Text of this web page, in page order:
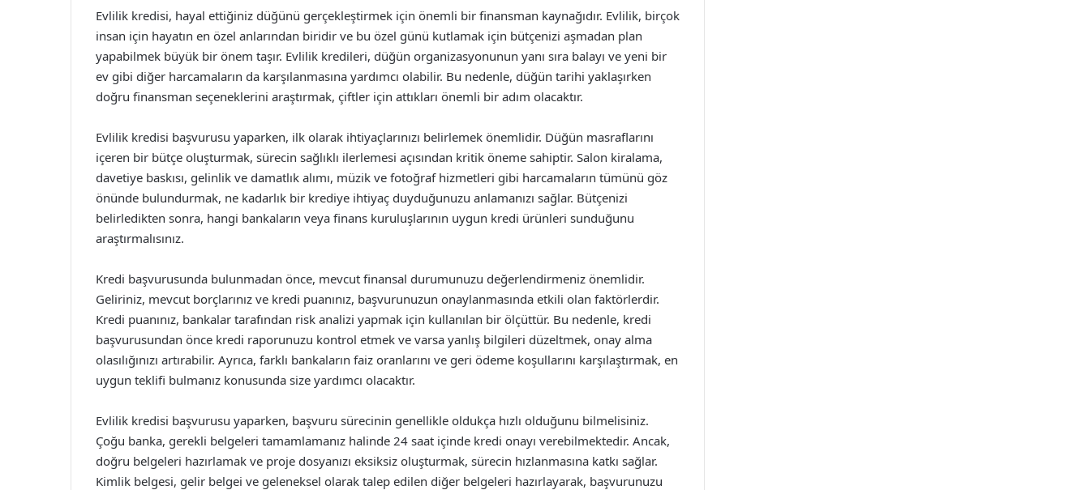
Evlilik kredisi, hayal ettiğiniz düğünü gerçekleştirmek için önemli bir finansman kaynağıdır. Evlilik, birçok
insan için hayatın en özel anlarından biridir ve bu özel günü kutlamak için bütçenizi aşmadan plan
yapabilmek büyük bir önem taşır. Evlilik kredileri, düğün organizasyonunun yanı sıra balayı ve yeni bir
ev gibi diğer harcamaların da karşılanmasına yardımcı olabilir. Bu nedenle, düğün tarihi yaklaşırken
doğru finansman seçeneklerini araştırmak, çiftler için attıkları önemli bir adım olacaktır.
Evlilik kredisi başvurusu yaparken, ilk olarak ihtiyaçlarınızı belirlemek önemlidir. Düğün masraflarını
içeren bir bütçe oluşturmak, sürecin sağlıklı ilerlemesi açısından kritik öneme sahiptir. Salon kiralama,
davetiye baskısı, gelinlik ve damatlık alımı, müzik ve fotoğraf hizmetleri gibi harcamaların tümünü göz
önünde bulundurmak, ne kadarlık bir krediye ihtiyaç duyduğunuzu anlamanızı sağlar. Bütçenizi
belirledikten sonra, hangi bankaların veya finans kuruluşlarının uygun kredi ürünleri sunduğunu
araştırmalısınız.
Kredi başvurusunda bulunmadan önce, mevcut finansal durumunuzu değerlendirmeniz önemlidir.
Geliriniz, mevcut borçlarınız ve kredi puanınız, başvurunuzun onaylanmasında etkili olan faktörlerdir.
Kredi puanınız, bankalar tarafından risk analizi yapmak için kullanılan bir ölçüttür. Bu nedenle, kredi
başvurusundan önce kredi raporunuzu kontrol etmek ve varsa yanlış bilgileri düzeltmek, onay alma
olasılığınızı artırabilir. Ayrıca, farklı bankaların faiz oranlarını ve geri ödeme koşullarını karşılaştırmak, en
uygun teklifi bulmanız konusunda size yardımcı olacaktır.
Evlilik kredisi başvurusu yaparken, başvuru sürecinin genellikle oldukça hızlı olduğunu bilmelisiniz.
Çoğu banka, gerekli belgeleri tamamlamanız halinde 24 saat içinde kredi onayı verebilmektedir. Ancak,
doğru belgeleri hazırlamak ve proje dosyanızı eksiksiz oluşturmak, sürecin hızlanmasına katkı sağlar.
Kimlik belgesi, gelir belgei ve geleneksel olarak talep edilen diğer belgeleri hazırlayarak, başvurunuzu